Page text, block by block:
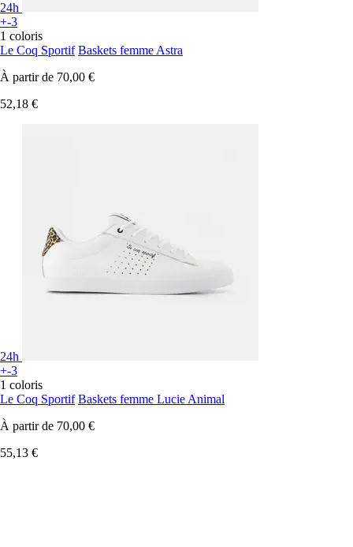
24h
+-3
1 coloris
Le Coq Sportif Baskets femme Astra
À partir de 70,00 €
52,18 €
24h
+-3
1 coloris
Le Coq Sportif Baskets femme Lucie Animal
À partir de 70,00 €
55,13 €